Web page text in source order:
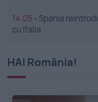
14:05 - Spania
cu Italia
HAI România!